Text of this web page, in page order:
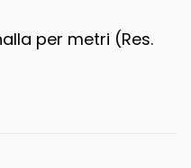
per metri (Res.